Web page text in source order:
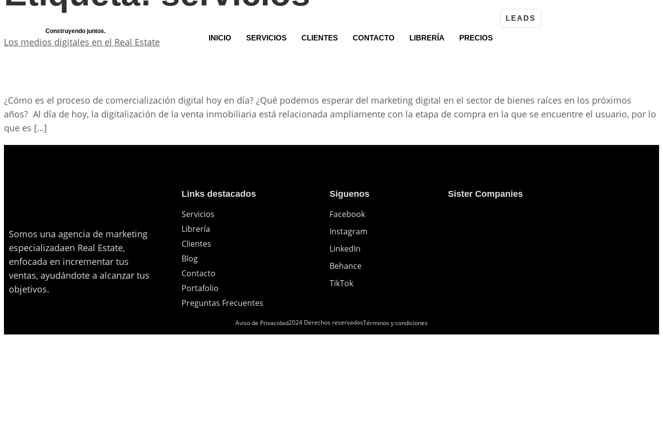
Construyendo juntos.
INICIO SERVICIOS CLIENTES CONTACTO LIBRERÍA PRECIOS
LEADS
Los medios digitales en el Real Estate
¿Cómo es el proceso de comercialización digital hoy en día? ¿Qué podemos esperar del marketing digital en el sector de bienes raíces en los próximos
años? Al día de hoy, la digitalización de la venta inmobiliaria está relacionada ampliamente con la etapa de compra en la que se encuentre el usuario, por lo
que es […]
Somos una agencia de marketing
especializadaen Real Estate,
enfocada en incrementar tus
ventas, ayudándote a alcanzar tus
objetivos.
Links destacados
Servicios
Librería
Clientes
Blog
Contacto
Portafolio
Preguntas Frecuentes
Siguenos
Facebook
Instagram
LinkedIn
Behance
TikTok
Sister Companies
Aviso de Privacidad2024 Derechos reservadosTérminos y condiciones